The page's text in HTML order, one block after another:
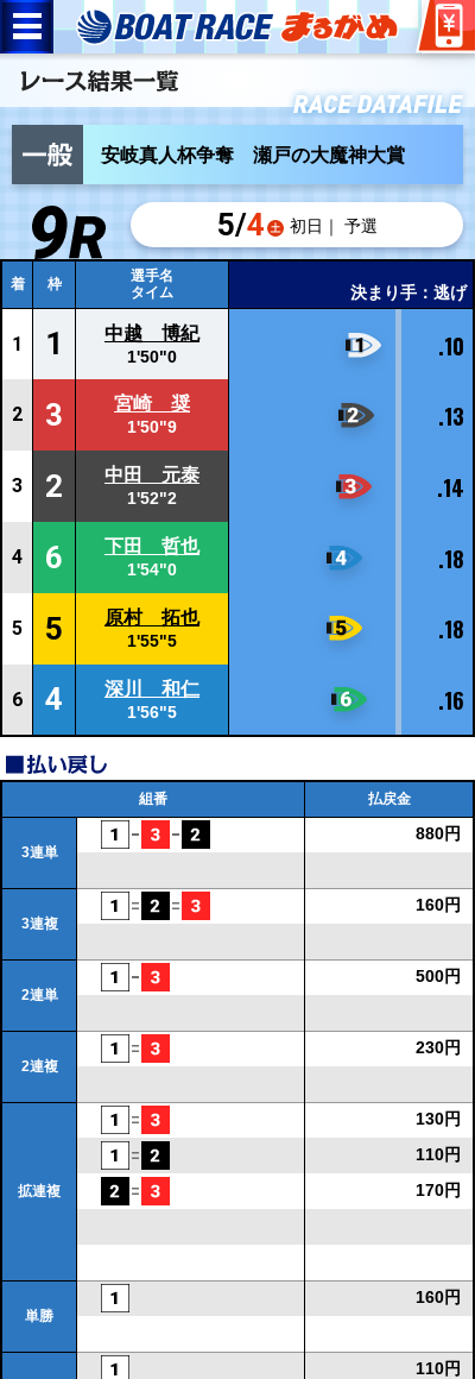
安岐真人杯争奪 瀬戸の大魔神大賞
5/4 初日｜ 予選
着 枠
選手名
タイム
決まり手：逃げ
1 1 中越 博紀
1'50"0 .10
.13
.14
.18
.18
.16
2 3 宮崎 奨
1'50"9
3 2 中田 元泰
1'52"2
4 6 下田 哲也
1'54"0
5 5 原村 拓也
1'55"5
6 4 深川 和仁
1'56"5
組番 払戻金
3連単
880円
3連複
160円
2連単
500円
2連複
230円
拡連複
130円
110円
170円
単勝
160円
110円